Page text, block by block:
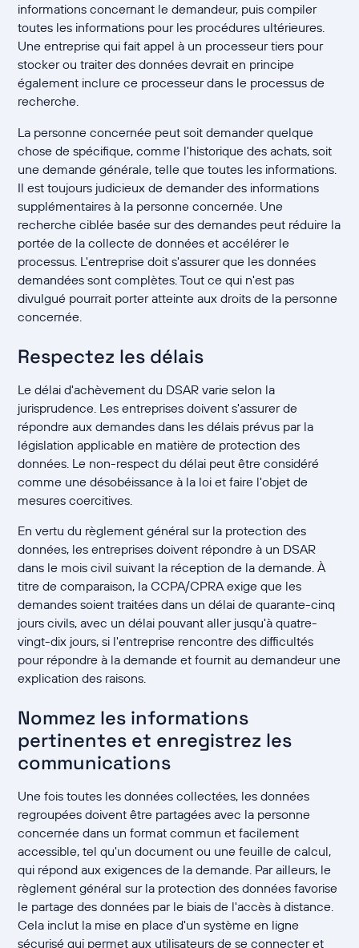
informations concernant le demandeur, puis compiler
toutes les informations pour les procédures ultérieures.
Une entreprise qui fait appel à un processeur tiers pour
stocker ou traiter des données devrait en principe
également inclure ce processeur dans le processus de
recherche.
La personne concernée peut soit demander quelque
chose de spécifique, comme l'historique des achats, soit
une demande générale, telle que toutes les informations.
Il est toujours judicieux de demander des informations
supplémentaires à la personne concernée. Une
recherche ciblée basée sur des demandes peut réduire la
portée de la collecte de données et accélérer le
processus. L'entreprise doit s'assurer que les données
demandées sont complètes. Tout ce qui n'est pas
divulgué pourrait porter atteinte aux droits de la personne
concernée.
Respectez les délais
Le délai d'achèvement du DSAR varie selon la
jurisprudence. Les entreprises doivent s'assurer de
répondre aux demandes dans les délais prévus par la
législation applicable en matière de protection des
données. Le non-respect du délai peut être considéré
comme une désobéissance à la loi et faire l'objet de
mesures coercitives.
En vertu du règlement général sur la protection des
données, les entreprises doivent répondre à un DSAR
dans le mois civil suivant la réception de la demande. À
titre de comparaison, la CCPA/CPRA exige que les
demandes soient traitées dans un délai de quarante-cinq
jours civils, avec un délai pouvant aller jusqu'à quatre-
vingt-dix jours, si l'entreprise rencontre des difficultés
pour répondre à la demande et fournit au demandeur une
explication des raisons.
Nommez les informations
pertinentes et enregistrez les
communications
Une fois toutes les données collectées, les données
regroupées doivent être partagées avec la personne
concernée dans un format commun et facilement
accessible, tel qu'un document ou une feuille de calcul,
qui répond aux exigences de la demande. Par ailleurs, le
règlement général sur la protection des données favorise
le partage des données par le biais de l'accès à distance.
Cela inclut la mise en place d'un système en ligne
sécurisé qui permet aux utilisateurs de se connecter et